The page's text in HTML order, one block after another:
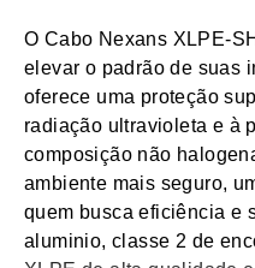
O Cabo Nexans XLPE-
elevar o padrão de suas
oferece uma proteção
radiação ultravioleta e à
composição não
ambiente mais seguro,
quem busca eficiência e
aluminio, classe 2 de